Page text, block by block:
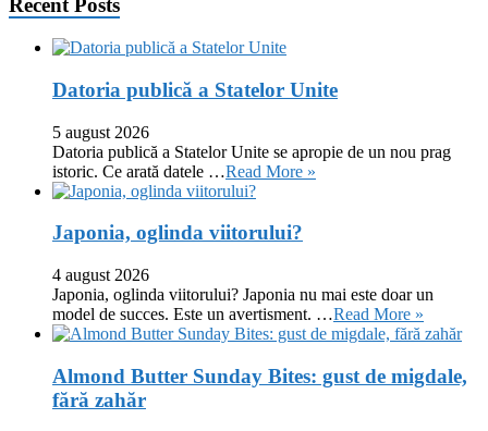
Recent Posts
Datoria publică a Statelor Unite
5 august 2026
Datoria publică a Statelor Unite se apropie de un nou prag
istoric. Ce arată datele …Read More »
Japonia, oglinda viitorului?
4 august 2026
Japonia, oglinda viitorului? Japonia nu mai este doar un
model de succes. Este un avertisment. …Read More »
Almond Butter Sunday Bites: gust de migdale,
fără zahăr